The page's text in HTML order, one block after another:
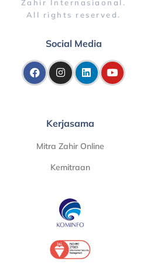
Zahir Internasiaonal.
All rights reserved.
Social Media
Kerjasama
Mitra Zahir Online
Kemitraan